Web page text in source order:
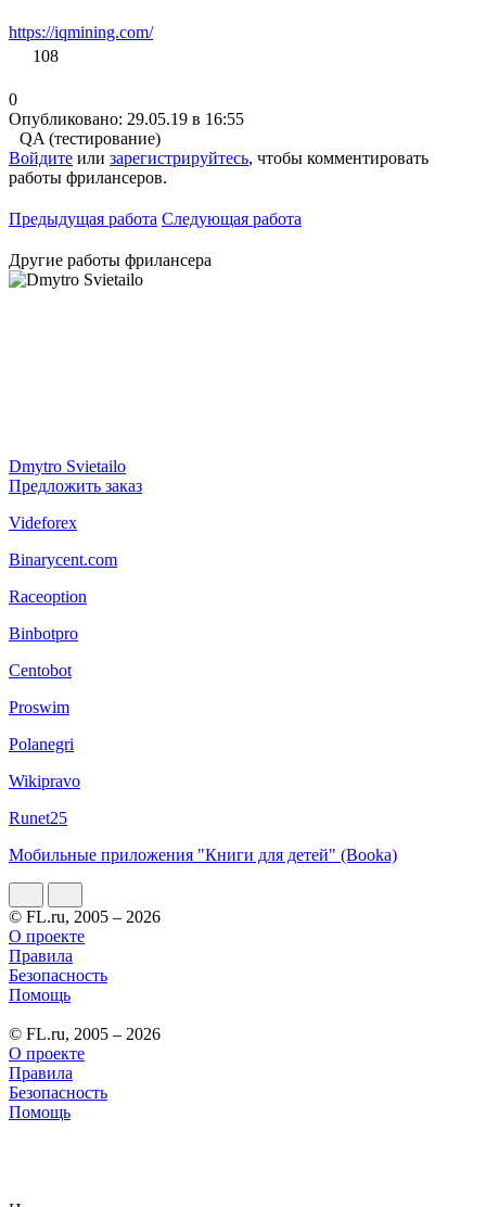
https://iqmining.com/
108
0
Опубликовано: 29.05.19 в 16:55
QA (тестирование)
Войдите или зарегистрируйтесь, чтобы комментировать
работы фрилансеров.
Предыдущая работа Следующая работа
Другие работы фрилансера
Dmytro Svietailo
Предложить заказ
Videforex
Binarycent.com
Raceoption
Binbotpro
Centobot
Proswim
Polanegri
Wikipravo
Runet25
Мобильные приложения "Книги для детей" (Booka)
© FL.ru, 2005 – 2026
О проекте
Правила
Безопасность
Помощь
© FL.ru, 2005 – 2026
О проекте
Правила
Безопасность
Помощь